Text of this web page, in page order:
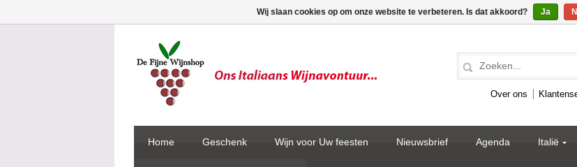
Over ons
Home Geschenk Wijn voor Uw feesten Nieuwsbrief Agenda Italië
Wij slaan cookies op om onze website te verbeteren. Is dat akkoord? Ja